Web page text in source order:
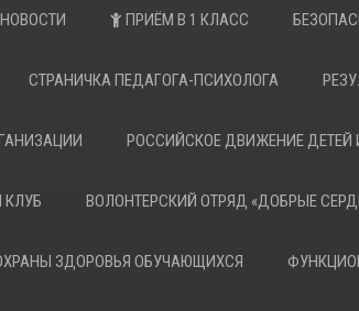
НОВОСТИ ПРИЁМ В 1 КЛАСС
СТРАНИЧКА ПЕДАГОГА-ПСИХОЛОГА
РОССИЙСКОЕ ДВИЖЕНИЕ
ВОЛОНТЕРСКИЙ ОТРЯД «ДОБРЫЕ
ЗДОРОВЬЯ ОБУЧАЮЩИХСЯ